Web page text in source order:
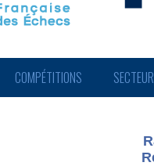
COMPÉTITIONS